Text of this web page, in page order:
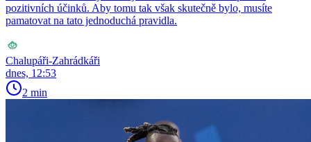
pozitivních účinků. Aby tomu tak však skutečně bylo, musíte
pamatovat na tato jednoduchá pravidla.
Chalupáři-Zahrádkáři
dnes, 12:53
2 min